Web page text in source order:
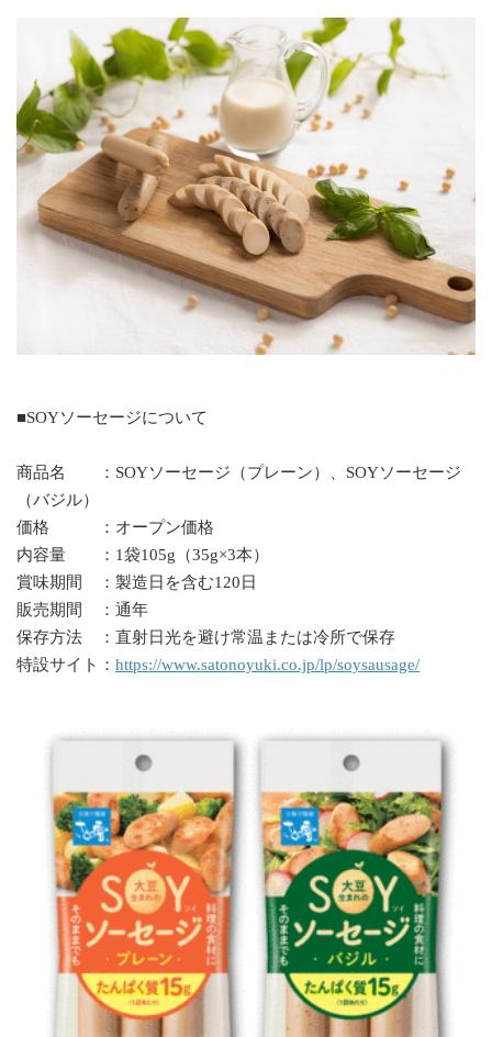
■SOYソーセージについて
商品名 ：SOYソーセージ（プレーン）、SOYソーセージ
（バジル）
価格 ：オープン価格
内容量 ：1袋105g（35g×3本）
賞味期間 ：製造日を含む120日
販売期間 ：通年
保存方法 ：直射日光を避け常温または冷所で保存
特設サイト： https://www.satonoyuki.co.jp/lp/soysausage/